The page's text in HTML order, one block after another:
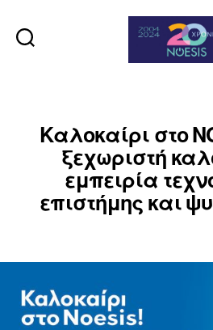
Καλοκαίρι στο
ξεχωριστή
εμπειρία
επιστήμης και